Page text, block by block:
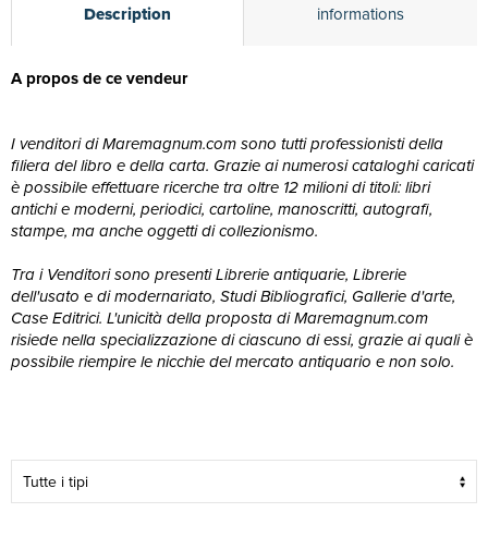
Description informations
A propos de ce vendeur
I venditori di Maremagnum.com sono tutti professionisti della
filiera del libro e della carta. Grazie ai numerosi cataloghi caricati
è possibile effettuare ricerche tra oltre 12 milioni di titoli: libri
antichi e moderni, periodici, cartoline, manoscritti, autografi,
stampe, ma anche oggetti di collezionismo.
Tra i Venditori sono presenti Librerie antiquarie, Librerie
dell'usato e di modernariato, Studi Bibliografici, Gallerie d'arte,
Case Editrici. L'unicità della proposta di Maremagnum.com
risiede nella specializzazione di ciascuno di essi, grazie ai quali è
possibile riempire le nicchie del mercato antiquario e non solo.